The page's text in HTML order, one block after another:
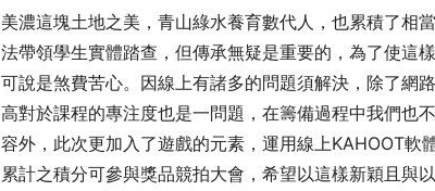
美濃這塊土地之美，青山綠水養育數代人，也累積了相
法帶領學生實體踏查，但傳承無疑是重要的，為了使這
可說是煞費苦心。因線上有諸多的問題須解決，除了網
高對於課程的專注度也是一問題，在籌備過程中我們也
容外，此次更加入了遊戲的元素，運用線上KAHOOT軟
累計之積分可參與獎品競拍大會，希望以這樣新穎且與